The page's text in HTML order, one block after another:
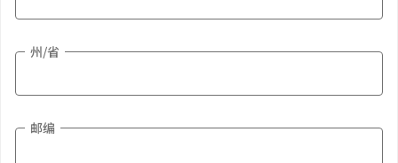
州/省
邮编